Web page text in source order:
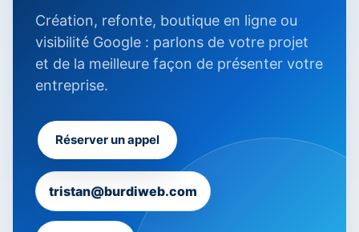
Création, refonte, boutique en ligne ou
visibilité Google : parlons de votre projet
et de la meilleure façon de présenter votre
entreprise.
Réserver un appel
tristan@burdiweb.com